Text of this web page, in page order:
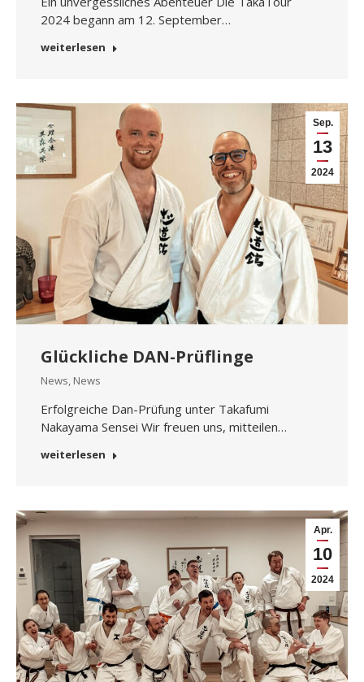
2024 begann am 12. September…
weiterlesen
Sep.
13
2024
Glückliche DAN-Prüflinge
News News
Erfolgreiche Dan-Prüfung unter Takafumi
Nakayama Sensei Wir freuen uns, mitteilen…
weiterlesen
Apr.
10
2024